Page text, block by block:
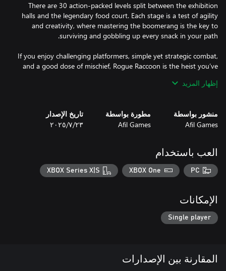
There are 30 action-packed levels split between the exhibition
halls and the legendary food court. Each stage is a test of agility
and creativity, where mastering the boomerang is the key to
If you enjoy challenging platformers, simple yet strategic combat,
and a good dose of mischief, Rogue Raccoon is the heist you’ve
إظهار المزيد
منشور بواسطة
Afil Games
مطورة بواسطة
Afil Games
تاريخ الإصدار
٢٣‏/٧‏/٢٠٢٥
العب باستخدام
PC
XBOX One
XBOX Series X|S
الإمكانات
Single player
المقارنة بين الإصدارات